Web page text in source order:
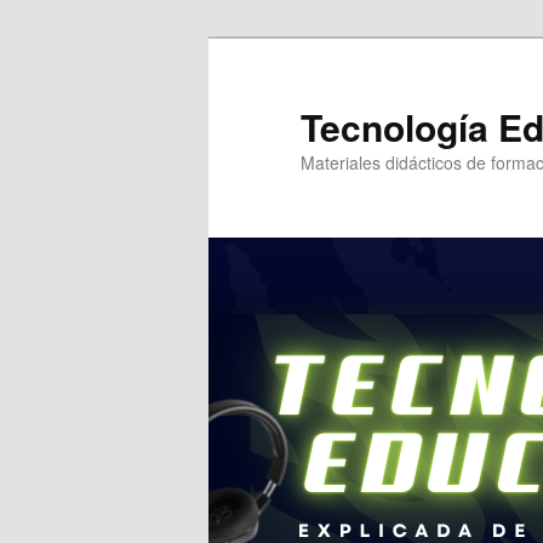
Tecnología
Materiales didácticos de